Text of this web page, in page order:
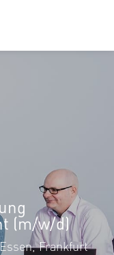
(m/w/d)
Frankfurt